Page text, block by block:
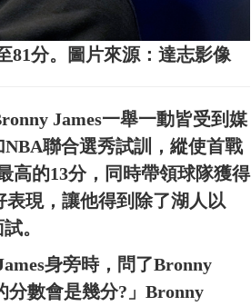
81分。圖片來源：達志影像
James一舉一動皆受到媒
聯合選秀試訓，縱使首戰
高的13分，同時帶領球隊獲得
表現，讓他得到除了湖人以
。
身旁時，問了Bronny
分數會是幾分?」Bronny